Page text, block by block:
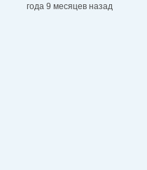
года 9 месяцев назад